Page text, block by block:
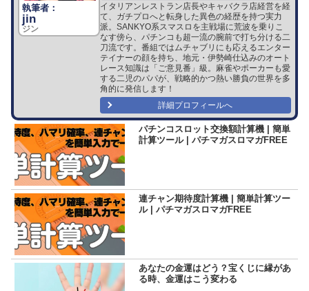
jin
ジン
イタリアンレストラン店長やキャバクラ店経営を経
て、ガチプロへと転身した異色の経歴を持つ実力
派。SANKYO系スマスロを主戦場に荒波を乗りこ
なす傍ら、パチンコも超一流の腕前で打ち分ける二
刀流です。番組ではムチャブリにも応えるエンター
テイナーの顔を持ち、地元・伊勢崎仕込みのオート
レース知識は「ご意見番」級。麻雀やポーカーも愛
する二児のパパが、戦略的かつ熱い勝負の世界を多
角的に発信します！
詳細プロフィールへ
パチンコスロット交換額計算機 | 簡単
計算ツール | パチマガスロマガFREE
連チャン期待度計算機 | 簡単計算ツー
ル | パチマガスロマガFREE
あなたの金運はどう？宝くじに縁があ
る時、金運はこう変わる